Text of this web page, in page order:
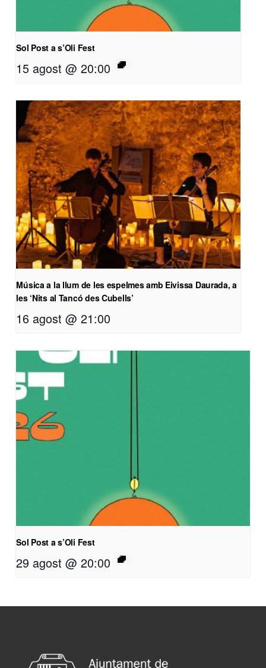
Sol Post a s’Oli Fest
15 agost @ 20:00
Música a la llum de les espelmes amb Eivissa Daurada, a
les ‘Nits al Tancó des Cubells’
16 agost @ 21:00
Sol Post a s’Oli Fest
29 agost @ 20:00